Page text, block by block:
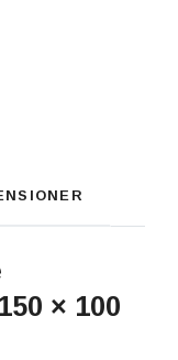
× 100